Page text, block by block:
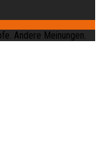
Andere Meinungen.